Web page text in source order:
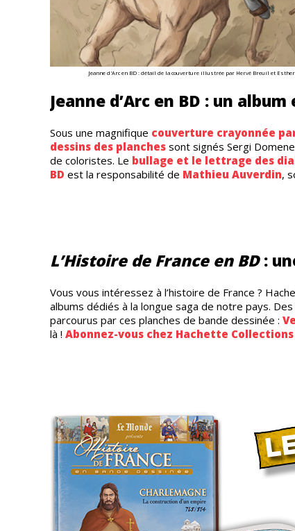
Jeanne d'Arc en BD : détail de la couverture illustrée par Hervé Breuil et
Jeanne d’Arc en BD : un
Sous une magnifique couverture crayonnée
dessins des planches sont signés Sergi
de coloristes. Le bullage et le lettrage des
BD est la responsabilité de Mathieu Auverdin,
L’Histoire de France en BD:
Vous vous intéressez à l’histoire de France ?
albums dédiés à la longue saga de notre pays.
parcourus par ces planches de bande dessinée :
là ! Abonnez-vous chez Hachette Collections